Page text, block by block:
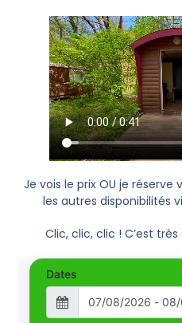
Je vois le prix OU je réserve
les autres disponibilités
Clic, clic, clic ! C’est
Dates